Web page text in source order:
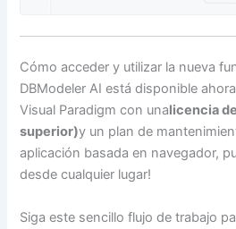
Cómo acceder y utilizar la nueva
DBModeler AI está disponible
Visual Paradigm con unalicencia
superior)y un plan de
aplicación basada en navegador,
desde cualquier lugar!
Siga este sencillo flujo de trabajo